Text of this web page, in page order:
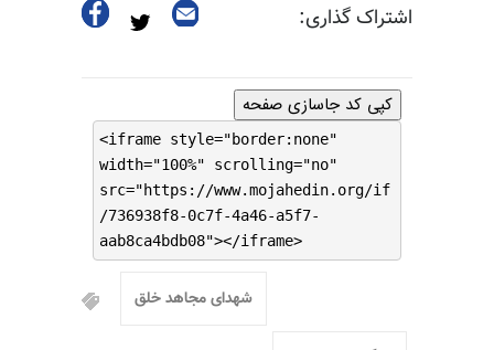
اشتراک گذاری:
کپی کد جاسازی صفحه
<iframe style="border:none"
width="100%" scrolling="no"
src="https://www.mojahedin.org/if
/736938f8-0c7f-4a46-a5f7-
aab8ca4bdb08"></iframe>
شهدای مجاهد خلق